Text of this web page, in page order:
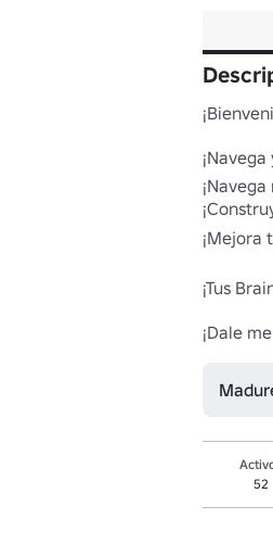
¡Mejora
¡Tus
¡Dale
52